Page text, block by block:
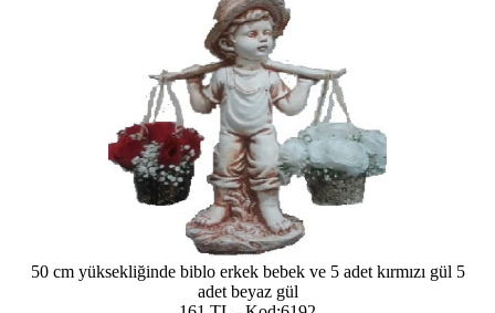
50 cm yüksekliğinde biblo erkek bebek ve 5 adet kırmızı gül 5
adet beyaz gül